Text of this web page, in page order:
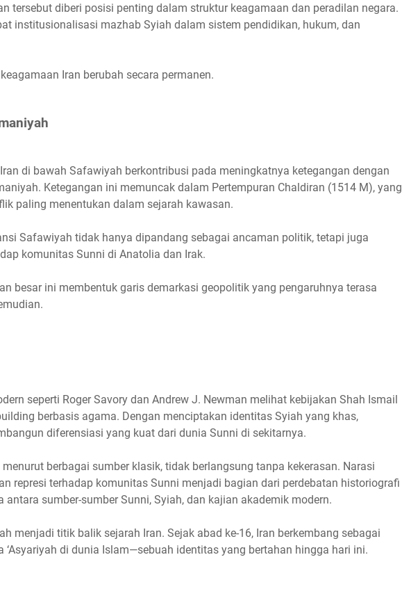
tersebut diberi posisi penting dalam struktur keagamaan dan peradilan negara.
institusionalisasi mazhab Syiah dalam sistem pendidikan, hukum, dan
Iran berubah secara permanen.
di bawah Safawiyah berkontribusi pada meningkatnya ketegangan dengan
Ketegangan ini memuncak dalam Pertempuran Chaldiran (1514 M), yang
paling menentukan dalam sejarah kawasan.
Safawiyah tidak hanya dipandang sebagai ancaman politik, tetapi juga
komunitas Sunni di Anatolia dan Irak.
besar ini membentuk garis demarkasi geopolitik yang pengaruhnya terasa
seperti Roger Savory dan Andrew J. Newman melihat kebijakan Shah Ismail
berbasis agama. Dengan menciptakan identitas Syiah yang khas,
diferensiasi yang kuat dari dunia Sunni di sekitarnya.
menurut berbagai sumber klasik, tidak berlangsung tanpa kekerasan. Narasi
represi terhadap komunitas Sunni menjadi bagian dari perdebatan historiografi
sumber-sumber Sunni, Syiah, dan kajian akademik modern.
menjadi titik balik sejarah Iran. Sejak abad ke-16, Iran berkembang sebagai
‘Asyariyah di dunia Islam—sebuah identitas yang bertahan hingga hari ini.